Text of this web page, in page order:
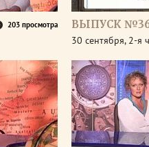
203 просмотра ВЫПУСК
30 сентября, 2-я